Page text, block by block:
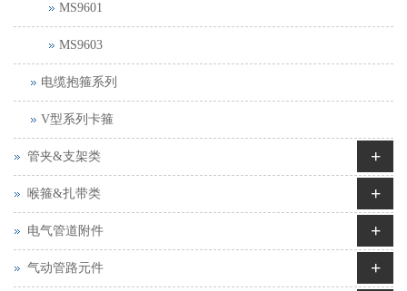
MS9601
MS9603
电缆抱箍系列
V型系列卡箍
管夹&支架类 +
喉箍&扎带类 +
电气管道附件 +
气动管路元件 +